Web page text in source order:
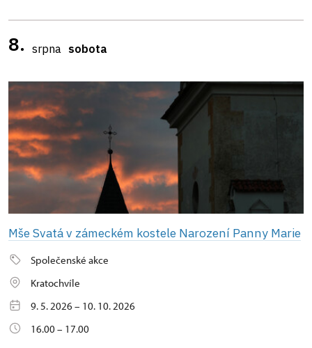
8. srpna sobota
Mše Svatá v zámeckém kostele Narození Panny Marie
Společenské akce
Kratochvíle
9. 5. 2026 – 10. 10. 2026
16.00 – 17.00